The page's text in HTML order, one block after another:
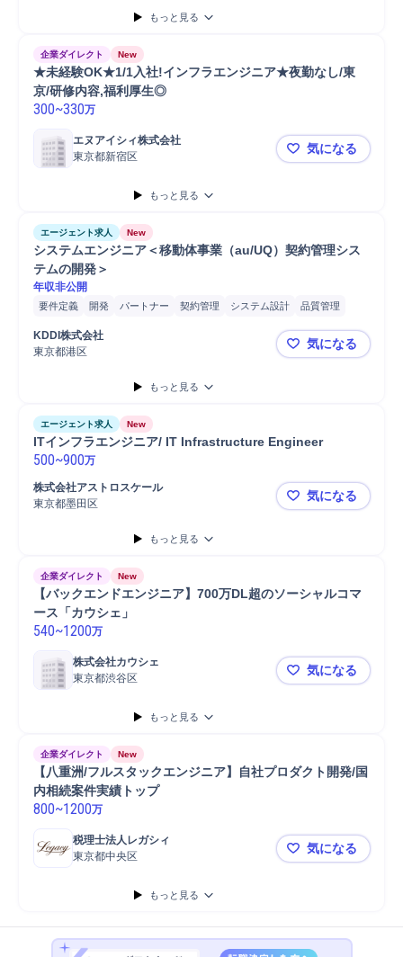
もっと見る
企業ダイレクト New
★未経験OK★1/1入社!インフラエンジニア★夜勤なし/東
京/研修内容,福利厚生◎
300~330万
エヌアイシィ株式会社
東京都新宿区
★未経験
気になる
もっと見る
エージェント求人 New
システムエンジニア＜移動体事業（au/UQ）契約管理シス
テムの開発＞
年収非公開
要件定義 開発 パートナー 契約管理 システム設計
品質管理
デザイン
プロジェクト
プロジェクトマネジメント
プロセス設計
KDDI株式会社
東京都港区
システムエ
気になる
もっと見る
エージェント求人 New
ITインフラエンジニア/ IT Infrastructure Engineer
500~900万
株式会社アストロスケール
東京都墨田区
ITインフラ
気になる
もっと見る
企業ダイレクト New
【バックエンドエンジニア】700万DL超のソーシャルコマ
ース「カウシェ」
540~1200万
株式会社カウシェ
東京都渋谷区
【バックエ
気になる
もっと見る
企業ダイレクト New
【八重洲/フルスタックエンジニア】自社プロダクト開発/国
内相続案件実績トップ
800~1200万
税理士法人レガシィ
東京都中央区
【八重洲/フ
気になる
もっと見る